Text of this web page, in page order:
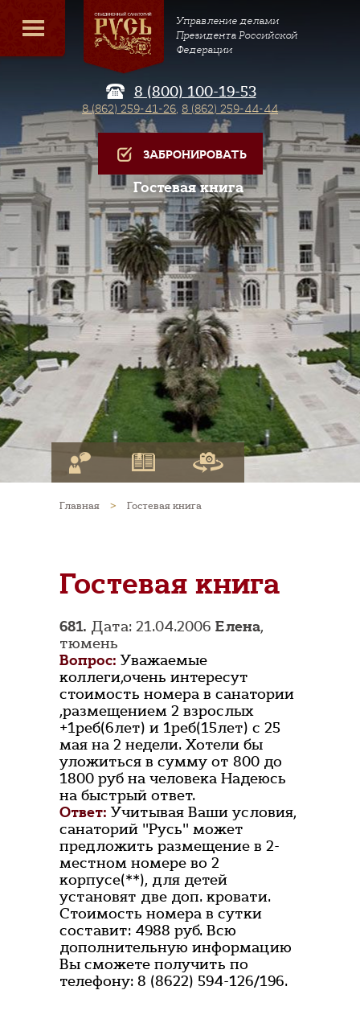
Управление делами
Президента Российской
Федерации
8 (800) 100-19-53
8 (862) 259-41-26, 8 (862) 259-44-44
ЗАБРОНИРОВАТЬ
Гостевая книга
Главная > Гостевая книга
Гостевая книга
681. Дата: 21.04.2006 Елена,
тюмень
Вопрос: Уважаемые
коллеги,очень интересут
стоимость номера в санатории
,размещением 2 взрослых
+1реб(6лет) и 1реб(15лет) с 25
мая на 2 недели. Хотели бы
уложиться в сумму от 800 до
1800 руб на человека Надеюсь
на быстрый ответ.
Ответ: Учитывая Ваши условия,
санаторий "Русь" может
предложить размещение в 2-
местном номере во 2
корпусе(**), для детей
установят две доп. кровати.
Стоимость номера в сутки
составит: 4988 руб. Всю
дополнительную информацию
Вы сможете получить по
телефону: 8 (8622) 594-126/196.